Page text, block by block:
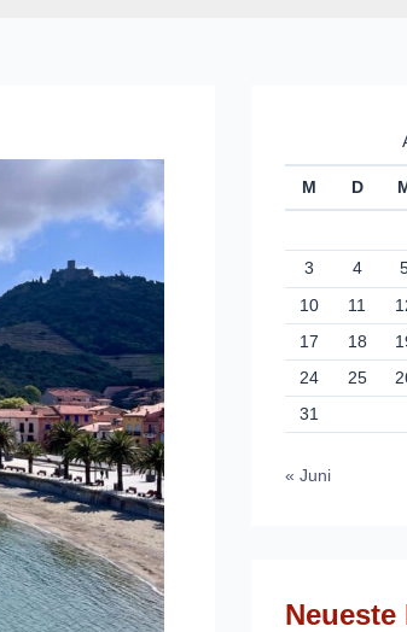
M D
3
4
10
11
17
18
24
25
31
« Juni
Neueste